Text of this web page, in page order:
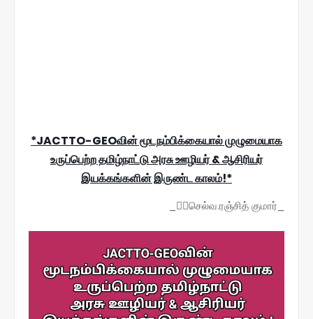
*JACTTO-GEOவின் மூடநம்பிக்கையால் முழுமையாக
உருப்பெற்ற தமிழ்நாட்டு அரசு ஊழியர் & ஆசிரியர்
இயக்கங்களின் இருண்ட காலம்!*
_✍🏼செல்வ.ரஞ்சித் குமார்_